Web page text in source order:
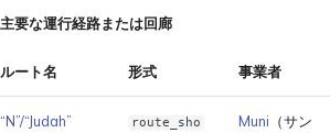
主要な運行経路または回廊
ルート名 形式 事業者
“N”/“Judah”
route_sho
Muni （サン